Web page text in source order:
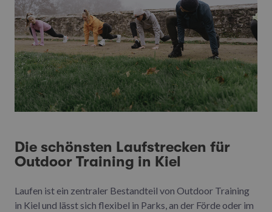
Die schönsten Laufstrecken für
Outdoor Training in Kiel
Laufen ist ein zentraler Bestandteil von Outdoor Training
in Kiel und lässt sich flexibel in Parks, an der Förde oder im